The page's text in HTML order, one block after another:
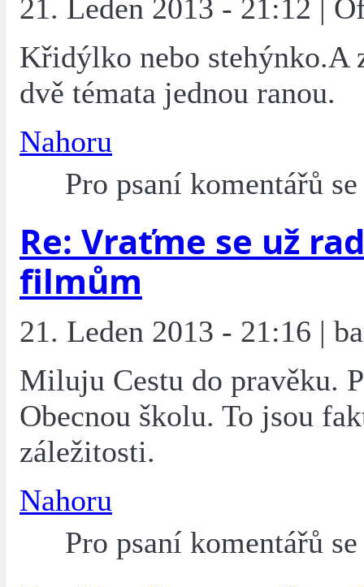
21. Leden 2013 - 21:12 |
Křidýlko nebo stehýnko.A
dvě témata jednou ranou.
Nahoru
Pro psaní komentářů
Re: Vraťme se už
filmům
21. Leden 2013 - 21:16 |
Miluju Cestu do pravěku.
Obecnou školu. To jsou
záležitosti.
Nahoru
Pro psaní komentářů